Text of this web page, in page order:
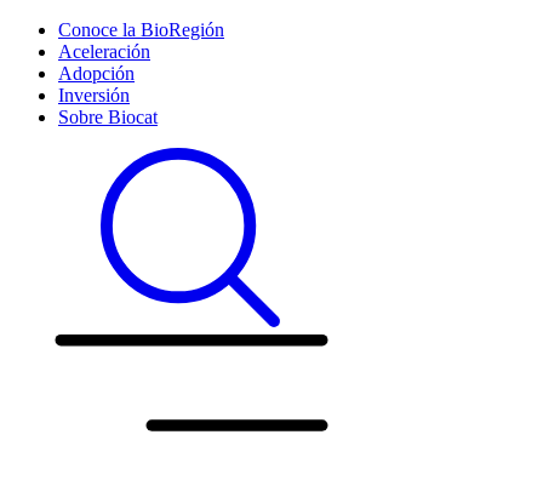
Conoce la BioRegión
Aceleración
Adopción
Inversión
Sobre Biocat